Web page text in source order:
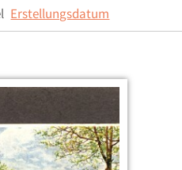
Erstellungsdatum